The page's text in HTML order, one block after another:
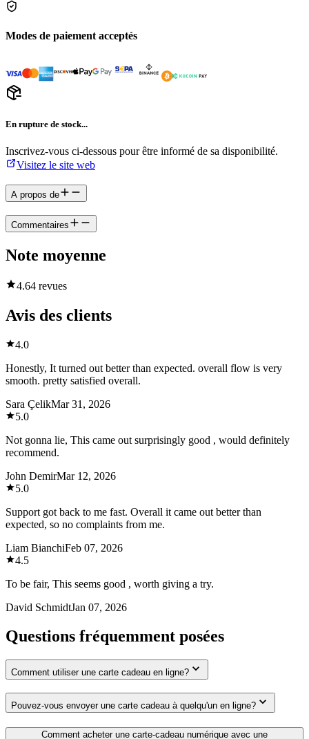
Modes de paiement acceptés
En rupture de stock...
Inscrivez-vous ci-dessous pour être informé de sa disponibilité.
Visitez le site web
A propos de
Commentaires
Note moyenne
4.64 revues
Avis des clients
4.0
Honestly, It turned out better than expected. overall flow is very
smooth. pretty satisfied overall.
Sara ÇelikMar 31, 2026
5.0
Not gonna lie, This came out surprisingly good , would definitely
recommend.
John DemirMar 12, 2026
5.0
Support got back to me fast. Overall it came out better than
expected, so no complaints from me.
Liam BianchiFeb 07, 2026
4.5
To be fair, This seems good , worth giving a try.
David SchmidtJan 07, 2026
Questions fréquemment posées
Comment utiliser une carte cadeau en ligne?
Pouvez-vous envoyer une carte cadeau à quelqu'un en ligne?
Comment acheter une carte-cadeau numérique avec une